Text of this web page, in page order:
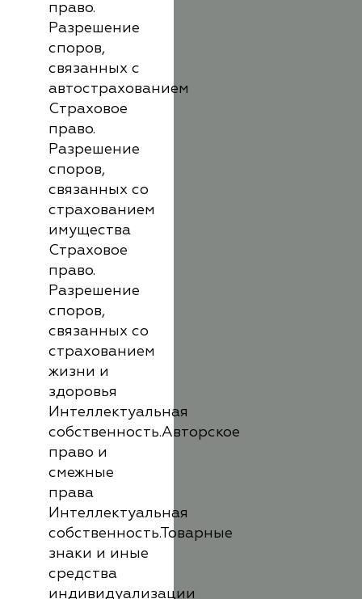
право.
Разрешение
споров,
связанных с
автострахованием
Страховое
право.
Разрешение
споров,
связанных со
страхованием
имущества
Страховое
право.
Разрешение
споров,
связанных со
страхованием
жизни и
здоровья
Интеллектуальная
собственность.Авторское
право и
смежные
права
Интеллектуальная
собственность.Товарные
знаки и иные
средства
индивидуализации